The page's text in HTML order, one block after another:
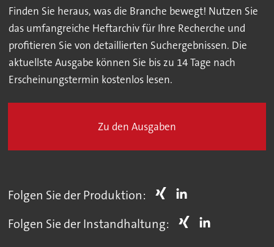
Finden Sie heraus, was die Branche bewegt! Nutzen Sie
das umfangreiche Heftarchiv für Ihre Recherche und
profitieren Sie von detaillierten Suchergebnissen. Die
aktuellste Ausgabe können Sie bis zu 14 Tage nach
Erscheinungstermin kostenlos lesen.
Zu den Ausgaben
Folgen Sie der Produktion:
Folgen Sie der Instandhaltung: